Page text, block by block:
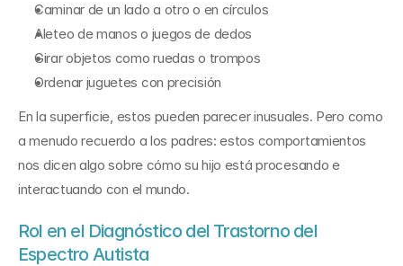
Caminar de un lado a otro o en círculos
Aleteo de manos o juegos de dedos
Girar objetos como ruedas o trompos
Ordenar juguetes con precisión
En la superficie, estos pueden parecer inusuales. Pero como
a menudo recuerdo a los padres: estos comportamientos
nos dicen algo sobre cómo su hijo está procesando e
interactuando con el mundo.
Rol en el Diagnóstico del Trastorno del
Espectro Autista